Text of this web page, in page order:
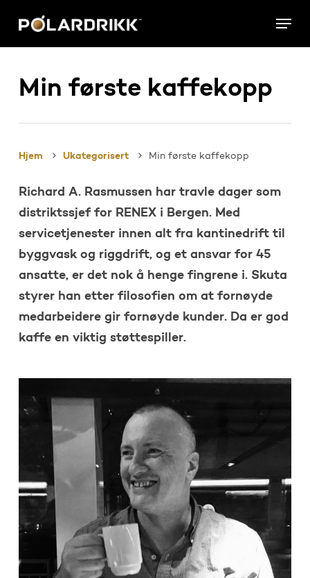
main
Menu
Min første kaffekopp
Hjem Ukategorisert Min første kaffekopp
Richard A. Rasmussen har travle dager som
distriktssjef for RENEX i Bergen. Med
servicetjenester innen alt fra kantinedrift til
byggvask og riggdrift, og et ansvar for 45
ansatte, er det nok å henge fingrene i. Skuta
styrer han etter filosofien om at fornøyde
medarbeidere gir fornøyde kunder. Da er god
kaffe en viktig støttespiller.